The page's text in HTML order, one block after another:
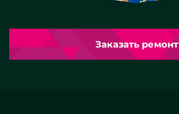
Заказать ремонт